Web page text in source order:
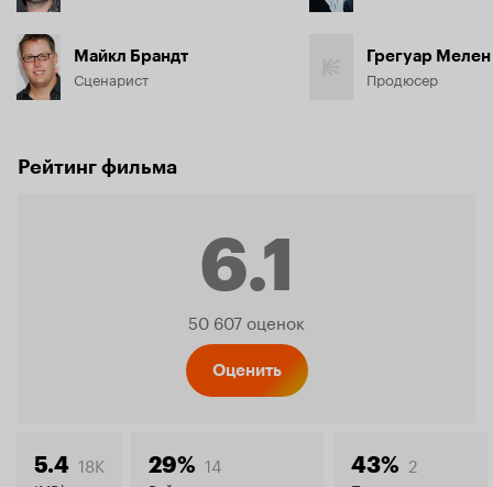
Майкл Брандт
Сценарист
Грегуар Мелен
Продюсер
Рейтинг фильма
6.1
Рейтинг
50 607 оценок
Оценить
5.4 18K 29% 14 43% 2